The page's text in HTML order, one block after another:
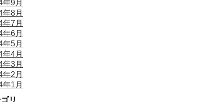
年9月
年8月
年7月
年6月
年5月
年4月
年3月
年2月
年1月
リ